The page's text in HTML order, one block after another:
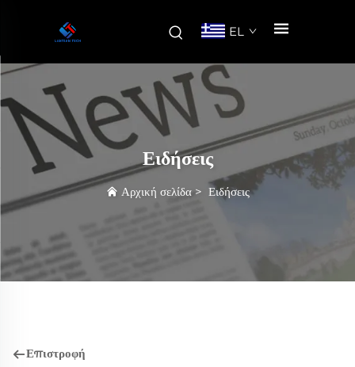
EL
Ειδήσεις
Αρχική σελίδα> Ειδήσεις
Επιστροφή